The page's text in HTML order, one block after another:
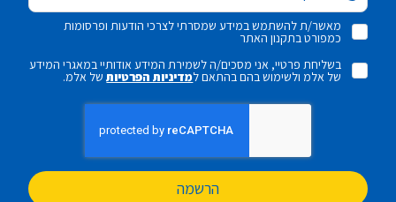
מאשר/ת להשתמש במידע שמסרתי לצרכי הודעות ופרסומות
כמפורט בתקנון האתר
בשליחת פרטיי, אני מסכים/ה לשמירת המידע אודותיי במאגרי המידע
של אלמ ולשימוש בהם בהתאם למדיניות הפרטיותשל אלמ.
הרשמה